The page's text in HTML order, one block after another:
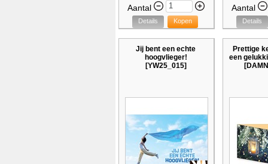
Aantal
Details Kopen
Aantal
Details
Jij bent een echte
hoogvlieger!
[YW25_015]
Prettige
een